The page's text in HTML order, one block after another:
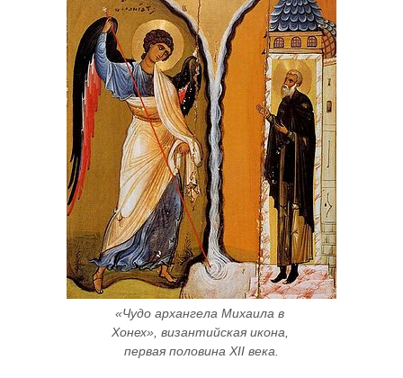
«Чудо архангела Михаила в
Хонех», византийская икона,
первая половина XII века.